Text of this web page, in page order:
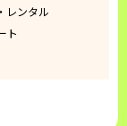
レンタル
ト